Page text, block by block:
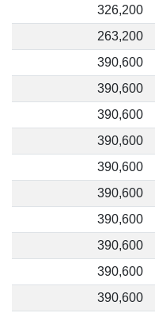
326,200
263,200
390,600
390,600
390,600
390,600
390,600
390,600
390,600
390,600
390,600
390,600